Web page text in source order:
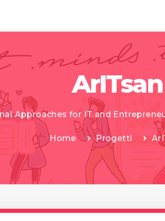
ArITsan
Approaches for IT and
Home Progetti